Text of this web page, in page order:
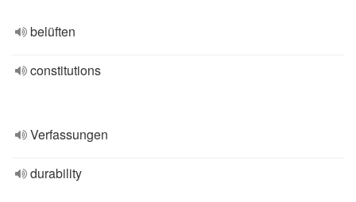
belüften
constitutions
Verfassungen
durability